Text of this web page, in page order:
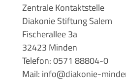
Zentrale Kontaktstelle
Diakonie Stiftung Salem
Fischerallee 3a
32423 Minden
Telefon: 0571 88804-0
Mail: info@diakonie-